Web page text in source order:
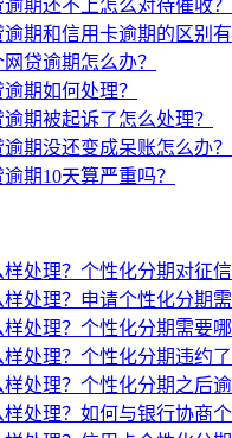
期还不上怎么对待催收？
期和信用卡逾期的区别
贷逾期怎么办？
期如何处理？
期被起诉了怎么处理？
期没还变成呆账怎么办？
期10天算严重吗？
处理？个性化分期对征
处理？申请个性化分期
处理？个性化分期需要
处理？个性化分期违约
处理？个性化分期之后
处理？如何与银行协商